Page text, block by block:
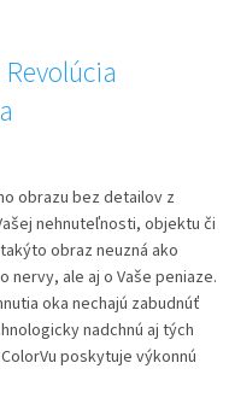
obrazu bez detailov z
nehnuteľnosti, objektu či
obraz neuzná ako
nervy, ale aj o Vaše peniaze.
oka nechajú zabudnúť
nadchnú aj tých
poskytuje výkonnú